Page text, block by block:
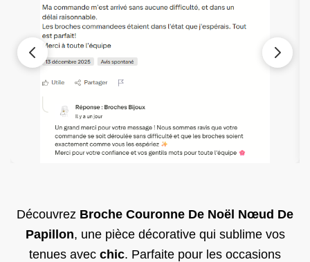
Découvrez Broche Couronne De Noël Nœud De
Papillon, une pièce décorative qui sublime vos
tenues avec chic. Parfaite pour les occasions